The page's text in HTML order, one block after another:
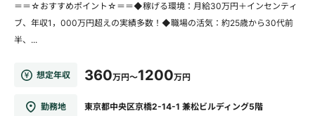
＝＝☆おすすめポイント☆＝＝◆稼げる環境：月給30万円＋インセンティ
ブ、年収1，000万円超えの実績多数！◆職場の活気：約25歳から30代前
半、...
想定年収 360万円～1200万円
勤務地 東京都中央区京橋2-14-1 兼松ビルディング5階